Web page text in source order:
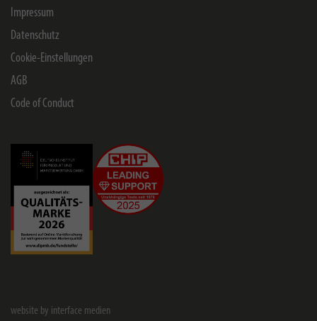
Impressum
Datenschutz
Cookie-Einstellungen
AGB
Code of Conduct
website by interface medien